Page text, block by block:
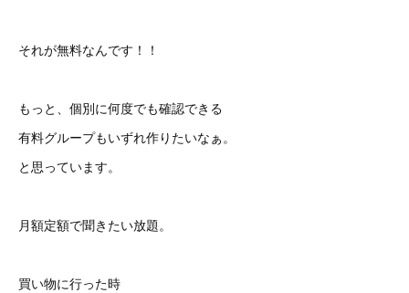
それが無料なんです！！
もっと、個別に何度でも確認できる
有料グループもいずれ作りたいなぁ。
と思っています。
月額定額で聞きたい放題。
買い物に行った時